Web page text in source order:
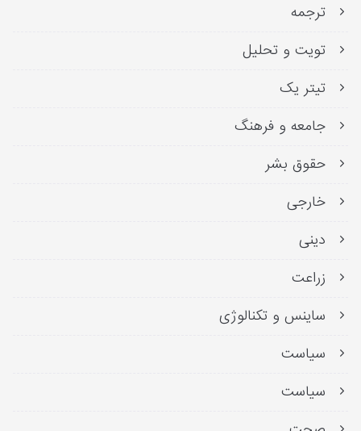
ترجمه
تویت و تحلیل
تیتر یک
جامعه و فرهنگ
حقوق بشر
خارجی
دینی
زراعت
ساینس و تکنالوژی
سیاست
سیاست